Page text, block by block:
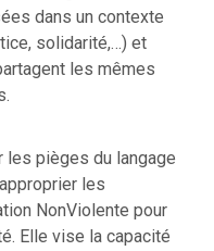
dans un contexte
solidarité,…) et
les mêmes
les pièges du langage
les
NonViolente pour
Elle vise la capacité